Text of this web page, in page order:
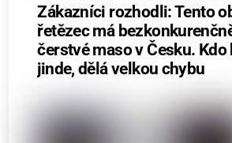
Zákazníci rozhodli: Tento
řetězec má
čerstvé maso v Česku. Kdo
jinde, dělá velkou chybu